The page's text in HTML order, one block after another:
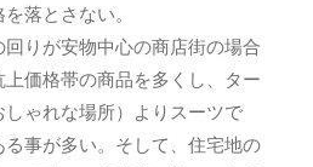
落とさない。
回りが安物中心の商店街の場合
価格帯の商品を多くし、ター
ゃれな場所）よりスーツで
る事が多い。そして、住宅地の